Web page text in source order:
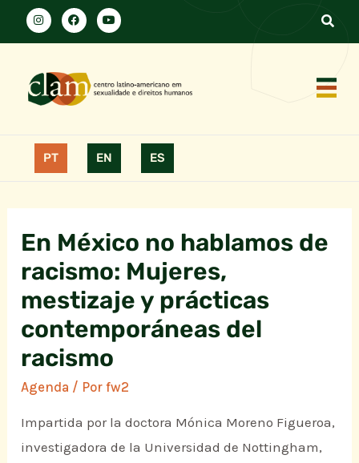
PT EN ES
En México no hablamos de
racismo: Mujeres,
mestizaje y prácticas
contemporáneas del
racismo
Agenda / Porfw2
Impartida por la doctora Mónica Moreno Figueroa,
investigadora de la Universidad de Nottingham,